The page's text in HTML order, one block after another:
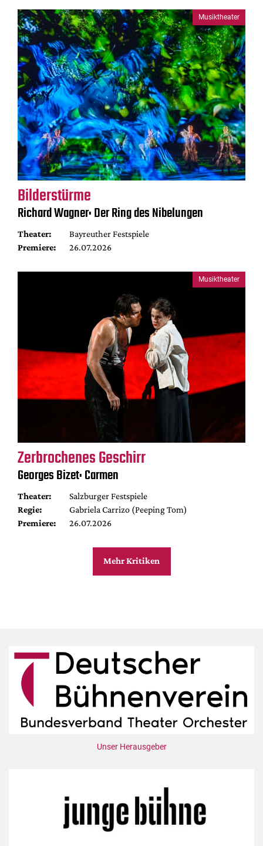
Musiktheater
Bilderstürme
Richard Wagner: Der Ring des Nibelungen
Theater:
Bayreuther Festspiele
Premiere:
26.07.2026
Musiktheater
Zerbrochenes Geschirr
Georges Bizet: Carmen
Theater:
Salzburger Festspiele
Regie:
Gabriela Carrizo (Peeping Tom)
Premiere:
26.07.2026
Mehr Kritiken
Unser Herausgeber